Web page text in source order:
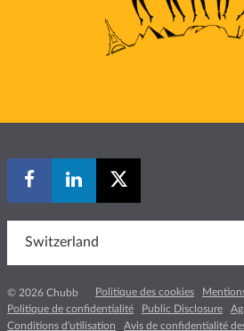
Switzerland
© 2026 Chubb Politique des cookies
Politique de confidentialité
Public Disclosure
Conditions d'utilisation
Avis de confidentialité